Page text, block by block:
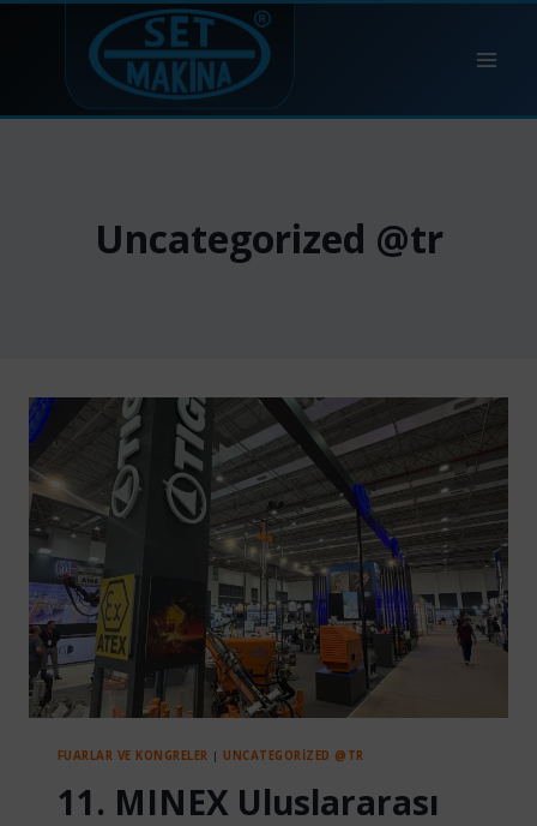
Skip
Uncategorized @tr
FUARLAR VE KONGRELER |UNCATEGORIZED @TR
11. MINEX Uluslararası